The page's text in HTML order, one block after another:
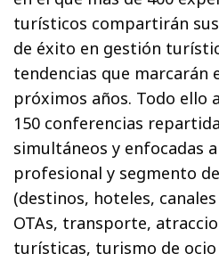
turísticos compartirán
de éxito en gestión
tendencias que marcarán
próximos años. Todo ello
150 conferencias
simultáneos y enfocadas
profesional y segmento
(destinos, hoteles,
OTAs, transporte,
turísticas, turismo de ocio